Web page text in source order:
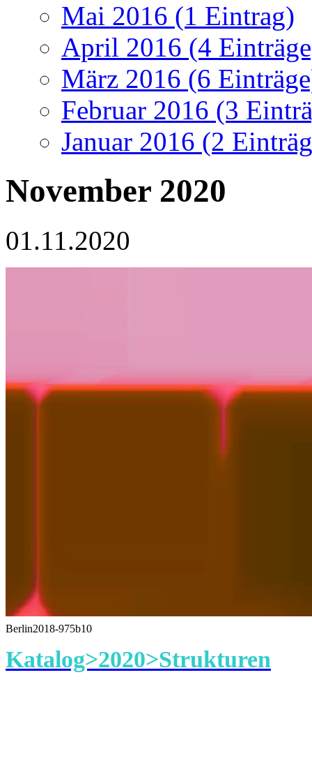
Mai 2016 (1 Eintrag)
April 2016 (4
März 2016 (6
Februar 2016 (3
Januar 2016 (2
November 2020
01.11.2020
Berlin2018-975b10
Katalog>2020>Strukturen